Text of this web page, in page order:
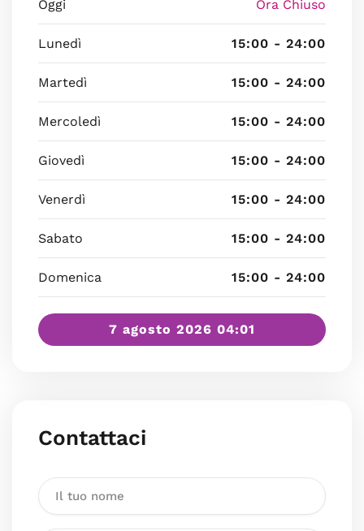
Oggi Ora Chiuso
Lunedì 15:00 - 24:00
Martedì 15:00 - 24:00
Mercoledì 15:00 - 24:00
Giovedì 15:00 - 24:00
Venerdì 15:00 - 24:00
Sabato 15:00 - 24:00
Domenica 15:00 - 24:00
7 agosto 2026 04:01
Contattaci